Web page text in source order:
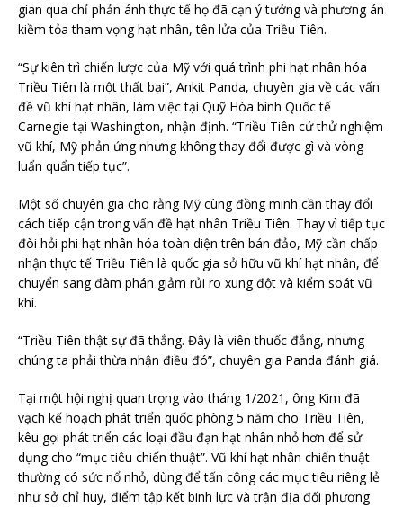
gian qua chỉ phản ánh thực tế họ đã cạn ý tưởng và phương án
kiềm tỏa tham vọng hạt nhân, tên lửa của Triều Tiên.
“Sự kiên trì chiến lược của Mỹ với quá trình phi hạt nhân hóa
Triều Tiên là một thất bại”, Ankit Panda, chuyên gia về các vấn
đề vũ khí hạt nhân, làm việc tại Quỹ Hòa bình Quốc tế
Carnegie tại Washington, nhận định. “Triều Tiên cứ thử nghiệm
vũ khí, Mỹ phản ứng nhưng không thay đổi được gì và vòng
luẩn quẩn tiếp tục”.
Một số chuyên gia cho rằng Mỹ cùng đồng minh cần thay đổi
cách tiếp cận trong vấn đề hạt nhân Triều Tiên. Thay vì tiếp tục
đòi hỏi phi hạt nhân hóa toàn diện trên bán đảo, Mỹ cần chấp
nhận thực tế Triều Tiên là quốc gia sở hữu vũ khí hạt nhân, để
chuyển sang đàm phán giảm rủi ro xung đột và kiểm soát vũ
khí.
“Triều Tiên thật sự đã thắng. Đây là viên thuốc đắng, nhưng
chúng ta phải thừa nhận điều đó”, chuyên gia Panda đánh giá.
Tại một hội nghị quan trọng vào tháng 1/2021, ông Kim đã
vạch kế hoạch phát triển quốc phòng 5 năm cho Triều Tiên,
kêu gọi phát triển các loại đầu đạn hạt nhân nhỏ hơn để sử
dụng cho “mục tiêu chiến thuật”. Vũ khí hạt nhân chiến thuật
thường có sức nổ nhỏ, dùng để tấn công các mục tiêu riêng lẻ
như sở chỉ huy, điểm tập kết binh lực và trận địa đối phương